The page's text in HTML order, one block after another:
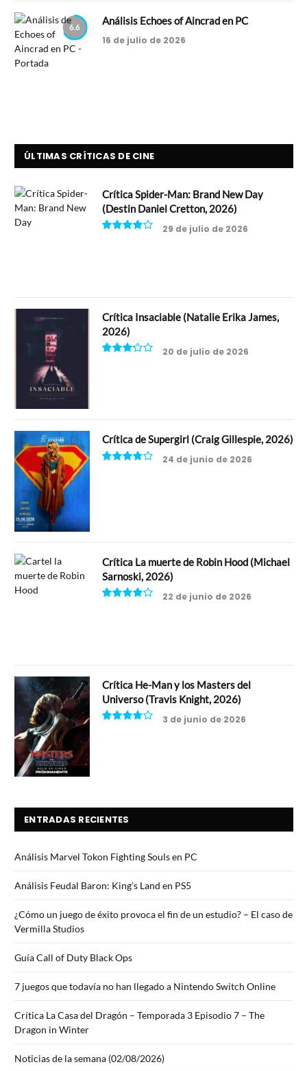
6.6
Análisis Echoes of Aincrad en PC
16 de julio de 2026
ÚLTIMAS CRÍTICAS DE CINE
Crítica Spider-Man: Brand New Day
(Destin Daniel Cretton, 2026)
29 de julio de 2026
Crítica Insaciable (Natalie Erika James,
2026)
20 de julio de 2026
Crítica de Supergirl (Craig Gillespie, 2026)
24 de junio de 2026
Crítica La muerte de Robin Hood (Michael
Sarnoski, 2026)
22 de junio de 2026
Crítica He-Man y los Masters del
Universo (Travis Knight, 2026)
3 de junio de 2026
ENTRADAS RECIENTES
Análisis Marvel Tokon Fighting Souls en PC
Análisis Feudal Baron: King’s Land en PS5
¿Cómo un juego de éxito provoca el fin de un estudio? – El caso de
Vermilla Studios
Guía Call of Duty Black Ops
7 juegos que todavía no han llegado a Nintendo Switch Online
Crítica La Casa del Dragón – Temporada 3 Episodio 7 – The
Dragon in Winter
Noticias de la semana (02/08/2026)